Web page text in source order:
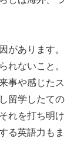
があります。
れないこと。
事や感じたス
留学したての
れを打ち明け
る英語力もま